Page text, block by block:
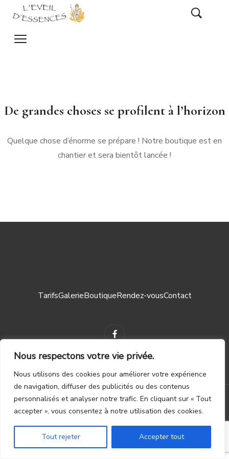
Nous respectons votre vie privée.
Nous utilisons des cookies pour améliorer votre expérience
de navigation, diffuser des publicités ou des contenus
personnalisés et analyser notre trafic. En cliquant sur « Tout
accepter », vous consentez à notre utilisation des cookies.
Tout rejeter Accepter tout
De grandes choses se profilent à l’horizon
Quelque chose d’énorme se prépare ! Notre boutique est en
chantier et sera bientôt lancée !
TarifsGalerieBoutiqueRendez-vousContact
Mentions légales ┃CGV
© 2023 – TOUS DROITS RÉSERVÉS. CRÉATION PAR
WAPIX.BE